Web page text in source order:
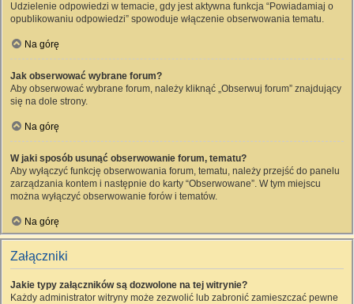
Udzielenie odpowiedzi w temacie, gdy jest aktywna funkcja “Powiadamiaj o
opublikowaniu odpowiedzi” spowoduje włączenie obserwowania tematu.
Na górę
Jak obserwować wybrane forum?
Aby obserwować wybrane forum, należy kliknąć „Obserwuj forum” znajdujący
się na dole strony.
Na górę
W jaki sposób usunąć obserwowanie forum, tematu?
Aby wyłączyć funkcję obserwowania forum, tematu, należy przejść do panelu
zarządzania kontem i następnie do karty “Obserwowane”. W tym miejscu
można wyłączyć obserwowanie forów i tematów.
Na górę
Załączniki
Jakie typy załączników są dozwolone na tej witrynie?
Każdy administrator witryny może zezwolić lub zabronić zamieszczać pewne